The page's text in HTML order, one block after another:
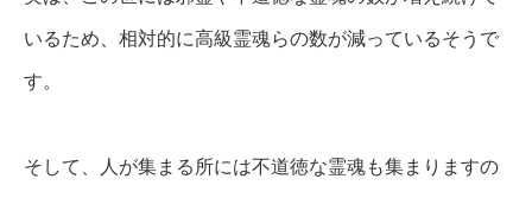
いるため、相対的に高級霊魂らの数が減っているそうで
す。
そして、人が集まる所には不道徳な霊魂も集まりますの